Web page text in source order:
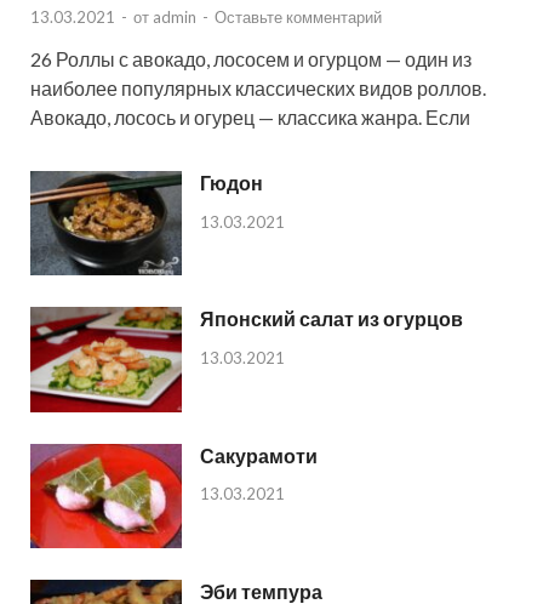
13.03.2021 - от admin - Оставьте комментарий
26 Роллы с авокадо, лососем и огурцом — один из
наиболее популярных классических видов роллов.
Авокадо, лосось и огурец — классика жанра. Если
Гюдон
13.03.2021
Японский салат из огурцов
13.03.2021
Сакурамоти
13.03.2021
Эби темпура